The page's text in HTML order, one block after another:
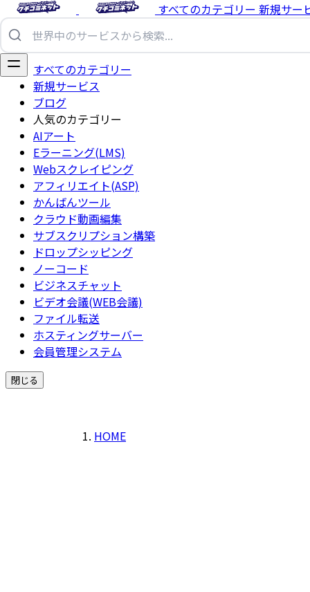
すべてのカテゴリー 新規サー
すべてのカテゴリー
新規サービス
ブログ
人気のカテゴリー
AIアート
Eラーニング(LMS)
Webスクレイピング
アフィリエイト(ASP)
かんばんツール
クラウド動画編集
サブスクリプション構築
ドロップシッピング
ノーコード
ビジネスチャット
ビデオ会議(WEB会議)
ファイル転送
ホスティングサーバー
会員管理システム
閉じる
HOME